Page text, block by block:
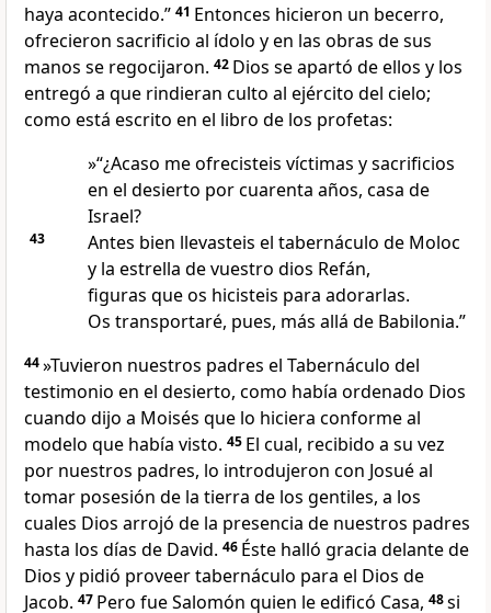
haya acontecido.” 41 Entonces hicieron un becerro,
ofrecieron sacrificio al ídolo y en las obras de sus
manos se regocijaron. 42 Dios se apartó de ellos y los
entregó a que rindieran culto al ejército del cielo;
como está escrito en el libro de los profetas:
»“¿Acaso me ofrecisteis víctimas y sacrificios
en el desierto por cuarenta años, casa de
Israel?
43
Antes bien llevasteis el tabernáculo de Moloc
y la estrella de vuestro dios Refán,
figuras que os hicisteis para adorarlas.
Os transportaré, pues, más allá de Babilonia.”
44»Tuvieron nuestros padres el Tabernáculo del
testimonio en el desierto, como había ordenado Dios
cuando dijo a Moisés que lo hiciera conforme al
modelo que había visto. 45 El cual, recibido a su vez
por nuestros padres, lo introdujeron con Josué al
tomar posesión de la tierra de los gentiles, a los
cuales Dios arrojó de la presencia de nuestros padres
hasta los días de David. 46 Éste halló gracia delante de
Dios y pidió proveer tabernáculo para el Dios de
Jacob. 47 Pero fue Salomón quien le edificó Casa, 48si